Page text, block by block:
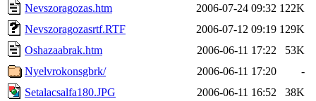
Nevszoragozas.htm
2006-07-24 09:32 122K
Nevszoragozasrtf.RTF
2006-07-12 09:19 129K
Oshazaabrak.htm
2006-06-11 17:22
53K
Nyelvrokonsgbrk/
2006-06-11 17:20
-
Setalacsalfa180.JPG
2006-06-11 16:52
38K